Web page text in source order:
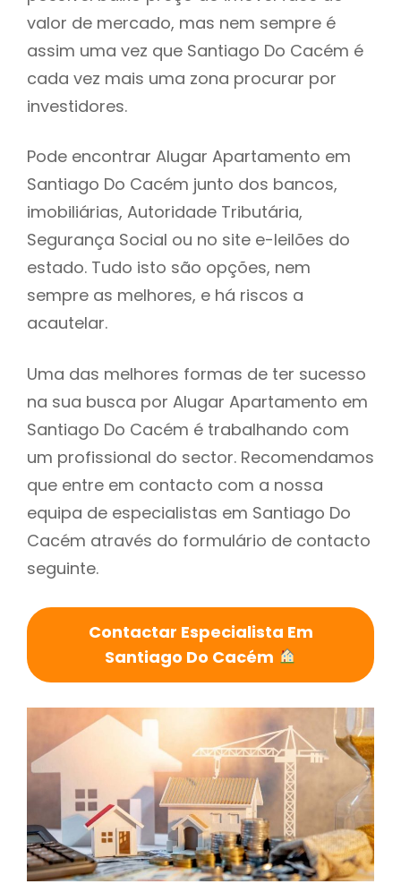
valor de mercado, mas nem sempre é
assim uma vez que Santiago Do Cacém é
cada vez mais uma zona procurar por
investidores.
Pode encontrar Alugar Apartamento em
Santiago Do Cacém junto dos bancos,
imobiliárias, Autoridade Tributária,
Segurança Social ou no site e-leilões do
estado. Tudo isto são opções, nem
sempre as melhores, e há riscos a
acautelar.
Uma das melhores formas de ter sucesso
na sua busca por Alugar Apartamento em
Santiago Do Cacém é trabalhando com
um profissional do sector. Recomendamos
que entre em contacto com a nossa
equipa de especialistas em Santiago Do
Cacém através do formulário de contacto
seguinte.
Contactar Especialista Em
Santiago Do Cacém